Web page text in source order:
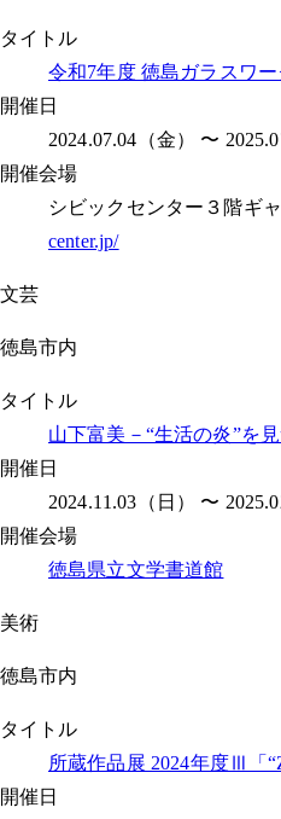
タイトル
令和7年度 徳島ガラスワ
開催日
2024.07.04（金） 〜
開催会場
シビックセンター３階ギ
center.jp/
文芸
徳島市内
タイトル
山下富美－“生活の炎”を
開催日
2024.11.03（日） 〜
開催会場
徳島県立文学書道館
美術
徳島市内
タイトル
所蔵作品展 2024年度Ⅲ「
開催日